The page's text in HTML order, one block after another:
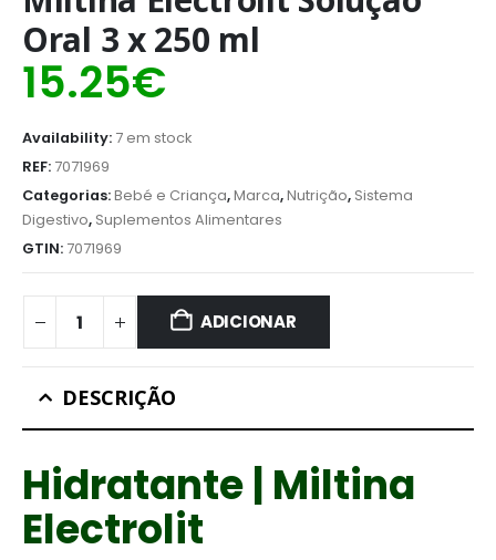
Oral 3 x 250 ml
15.25€
Availability: 7 em stock
REF: 7071969
Categorias:Bebé e Criança,Marca,Nutrição, Sistema
Digestivo, Suplementos Alimentares
GTIN: 7071969
ADICIONAR
DESCRIÇÃO
Hidratante | Miltina
Electrolit